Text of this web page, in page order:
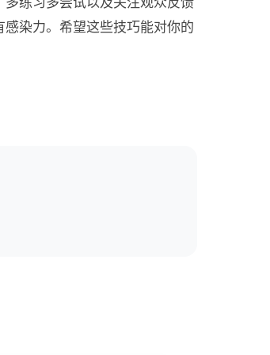
染力。希望这些技巧能对你的